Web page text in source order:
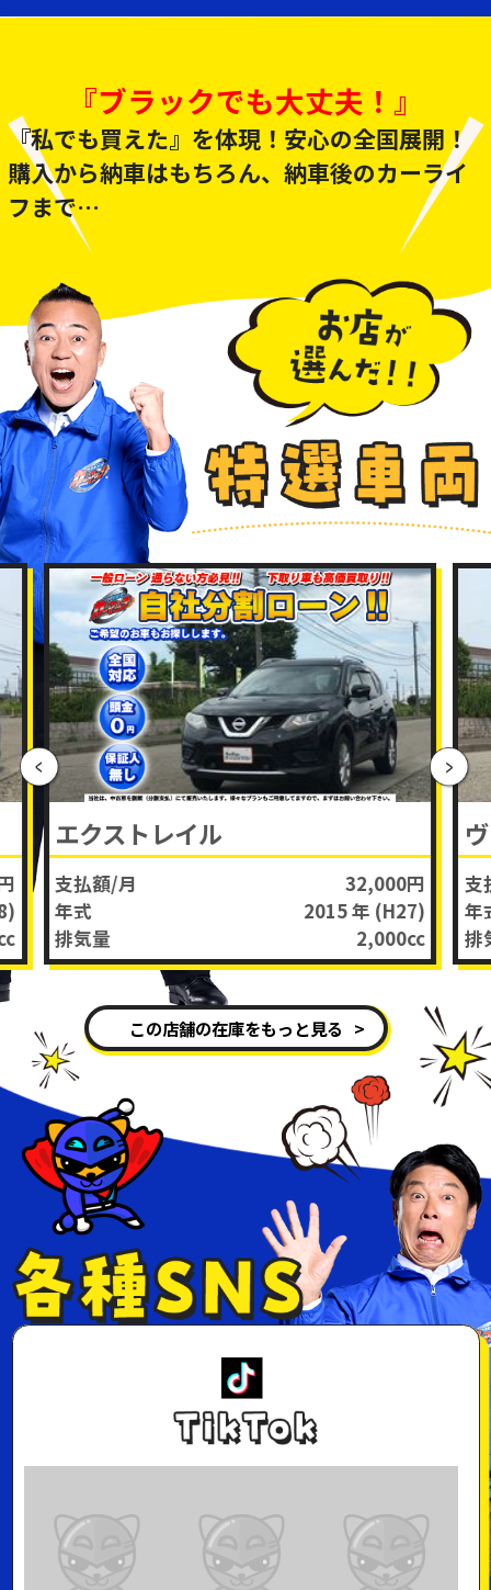
『ブラックでも大丈夫！』
『私でも買えた』を体現！安心の全国展開！
購入から納車はもちろん、納車後のカーライ
フまで
当社がしっかりと支え、ご対応いたします★
エクストレイル
支払額/月
32,000円
年式
2015 年 (H27)
排気量
2,000cc
支
年
排
この店舗の在庫をもっと見る